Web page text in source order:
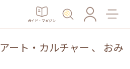
ガイド・マガジン
アート・カルチャー 、 おみ